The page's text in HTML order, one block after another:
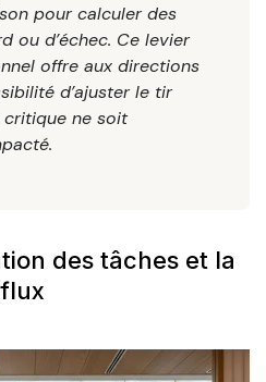
pour calculer des
ou d’échec. Ce levier
offre aux directions
d’ajuster le tir
ne soit
des tâches et la